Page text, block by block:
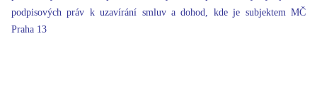
podpisových práv k uzavírání smluv a dohod, kde je subjektem MČ
Praha 13